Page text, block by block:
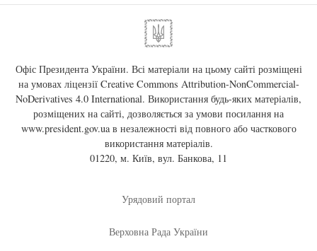
Офіс Президента України. Всі матеріали на цьому сайті розміщені
на умовах ліцензії Creative Commons Attribution-NonCommercial-
NoDerivatives 4.0 International. Використання будь-яких матеріалів,
розміщених на сайті, дозволяється за умови посилання на
www.president.gov.uaв незалежності від повного або часткового
використання матеріалів.
01220, м. Київ, вул. Банкова, 11
Урядовий портал
Верховна Рада України